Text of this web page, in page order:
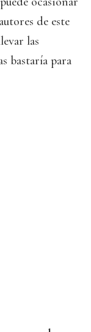
de este
las
bastaría para